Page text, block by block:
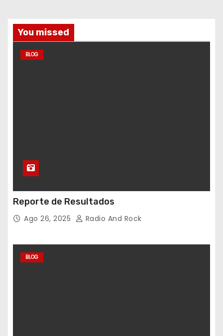
You missed
BLOG
Reporte de Resultados
Ago 26, 2025 Radio And Rock
BLOG